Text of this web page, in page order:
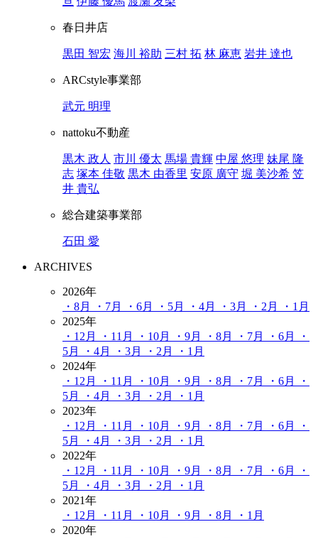
春日井店
黒田 智宏 海川 裕助 三村 拓 林 麻恵 岩井 達也
ARCstyle事業部
武元 明理
nattoku不動産
黒木 政人 市川 優太 馬場 貴輝 中屋 悠理 妹尾 隆
志 塚本 佳敬 黒木 由香里 安原 廣守 堀 美沙希 笠
井 貴弘
総合建築事業部
石田 愛
ARCHIVES
2026年
・8月
・7月 ・6月 ・5月 ・4月 ・3月 ・2月
・1月
2025年
・12月
・11月 ・10月 ・9月 ・8月 ・7月 ・6月
・
5月
・4月 ・3月 ・2月
・1月
2024年
・12月
・11月 ・10月 ・9月 ・8月 ・7月 ・6月
・
5月
・4月 ・3月 ・2月
・1月
2023年
・12月
・11月 ・10月 ・9月 ・8月 ・7月 ・6月
・
5月
・4月 ・3月 ・2月
・1月
2022年
・12月
・11月 ・10月 ・9月 ・8月 ・7月 ・6月
・
5月
・4月 ・3月 ・2月
・1月
2021年
・12月
・11月 ・10月 ・9月 ・8月
・1月
2020年